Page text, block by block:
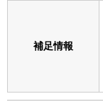
補足情報